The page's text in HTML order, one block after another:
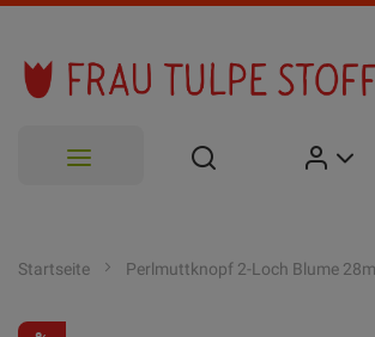
Startseite Perlmuttknopf 2-Loch Blume